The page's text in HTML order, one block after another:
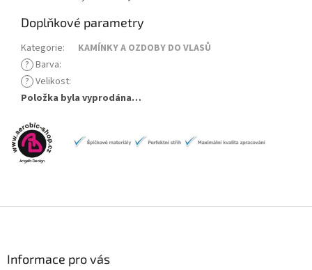
Doplňkové parametry
Kategorie:
KAMÍNKY A OZDOBY DO VLASŮ
? Barva:
? Velikost:
Položka byla vyprodána…
Informace pro vás